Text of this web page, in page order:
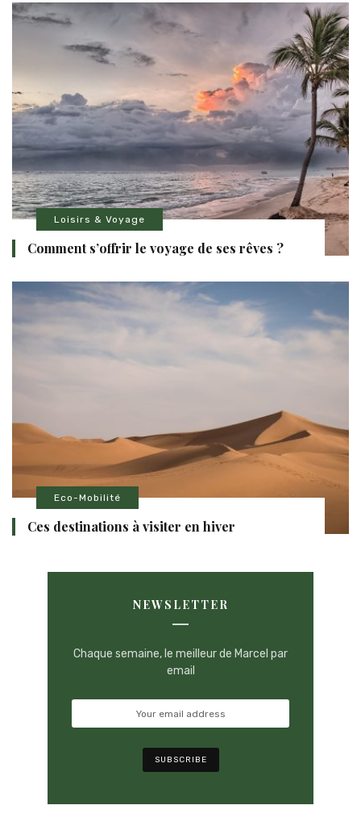
Loisirs & Voyage
Comment s’offrir le voyage de ses rêves ?
Eco-Mobilité
Ces destinations à visiter en hiver
NEWSLETTER
Chaque semaine, le meilleur de Marcel par
email